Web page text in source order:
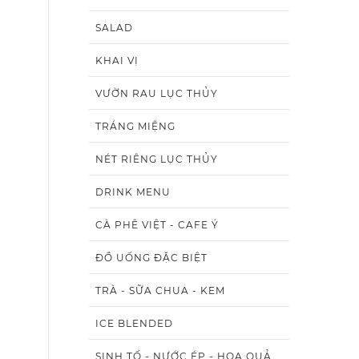
SALAD
KHAI VỊ
VƯỜN RAU LỤC THỦY
TRÁNG MIỆNG
NÉT RIÊNG LỤC THỦY
DRINK MENU
CÀ PHÊ VIỆT - CAFE Ý
ĐỒ UỐNG ĐẶC BIỆT
TRÀ - SỮA CHUA - KEM
ICE BLENDED
SINH TỐ - NƯỚC ÉP - HOA QUẢ